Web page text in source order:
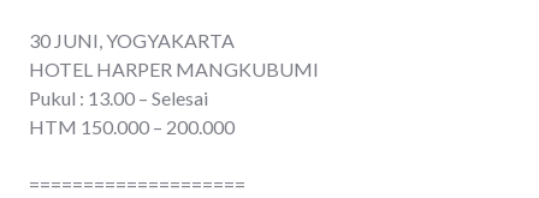
30 JUNI, YOGYAKARTA
HOTEL HARPER MANGKUBUMI
Pukul : 13.00 – Selesai
HTM 150.000 – 200.000
====================